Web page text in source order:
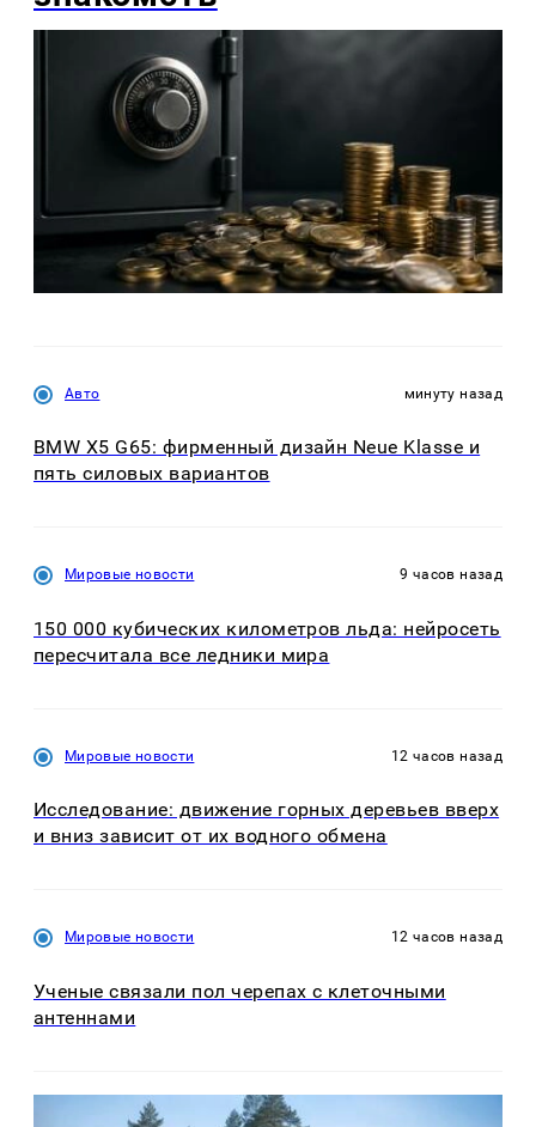
Авто минуту назад
BMW X5 G65: фирменный дизайн Neue Klasse и
пять силовых вариантов
Мировые новости 9 часов назад
150 000 кубических километров льда: нейросеть
пересчитала все ледники мира
Мировые новости 12 часов назад
Исследование: движение горных деревьев вверх
и вниз зависит от их водного обмена
Мировые новости 12 часов назад
Ученые связали пол черепах с клеточными
антеннами